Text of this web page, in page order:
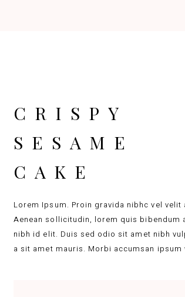
CRISPY
SESAME
CAKE
Lorem Ipsum. Proin gravida nibhc vel velit
Aenean sollicitudin, lorem quis bibendum
nibh id elit. Duis sed odio sit amet nibh
a sit amet mauris. Morbi accumsan ipsum